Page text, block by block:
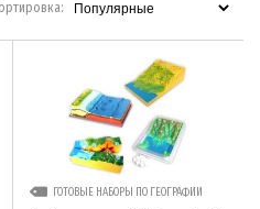
ГОТОВЫЕ НАБОРЫ ПО ГЕОГРАФИИ